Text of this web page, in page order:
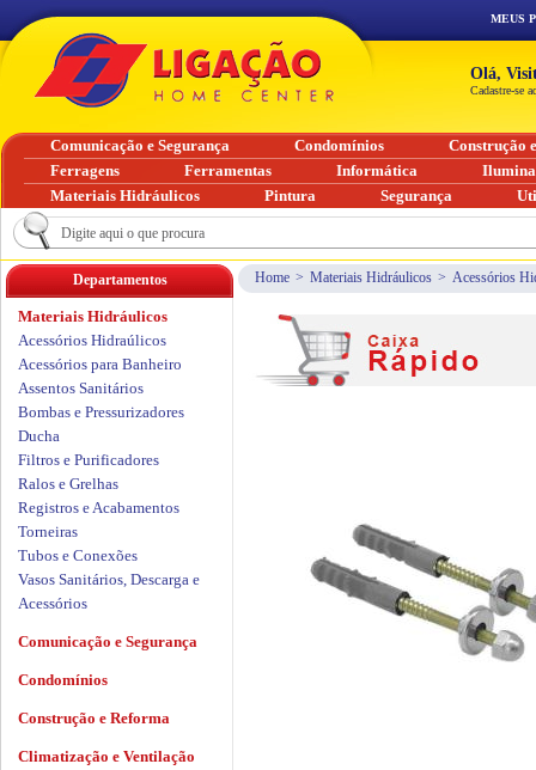
Home > Materiais Hidráulicos > Acessórios
Departamentos
Materiais Hidráulicos
Acessórios Hidraúlicos
Acessórios para Banheiro
Assentos Sanitários
Bombas e Pressurizadores
Ducha
Filtros e Purificadores
Ralos e Grelhas
Registros e Acabamentos
Torneiras
Tubos e Conexões
Vasos Sanitários, Descarga e
Acessórios
Comunicação e Segurança
Condomínios
Construção e Reforma
Climatização e Ventilação
MEUS
Olá,
Cadastre-se
Comunicação e Segurança Condomínios
Construção
Ferragens
Ferramentas Informática
Materiais Hidráulicos
Pintura Segurança